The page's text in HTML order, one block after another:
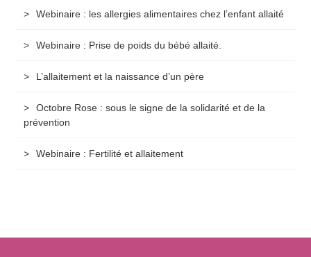
Webinaire : les allergies alimentaires chez l’enfant allaité
Webinaire : Prise de poids du bébé allaité.
L’allaitement et la naissance d’un père
Octobre Rose : sous le signe de la solidarité et de la
prévention
Webinaire : Fertilité et allaitement